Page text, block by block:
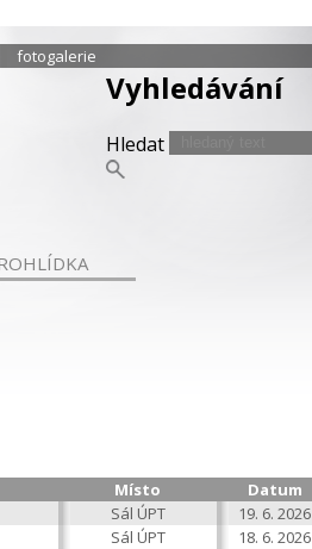
fotogalerie
Vyhledávání
Hledat
Místo Datum
Sál ÚPT 19. 6. 2026
Sál ÚPT 18. 6. 2026